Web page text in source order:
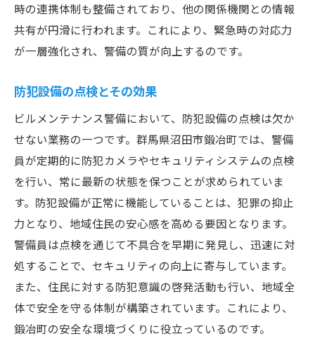
信頼がもたらす地域の安定感
長期的な視点での警備活動の重要性
地域社会に貢献するための警備戦略
住民との対話を通じた信頼構築
地域の伝統行事と警備の協力
歴史的観点から見る警備の進化
警備が支える文化財の保全活動
未来を見据えた警備戦略の必要性
警備員が直面する新たな挑戦
警備が支える地域社会の防災と治安維持
防災訓練と警備の関係
警備員が担う緊急時の指揮役
時の連携体制も整備されており、他の関係機関との情報
共有が円滑に行われます。これにより、緊急時の対応力
が一層強化され、警備の質が向上するのです。
防犯設備の点検とその効果
ビルメンテナンス警備において、防犯設備の点検は欠か
せない業務の一つです。群馬県沼田市鍛冶町では、警備
員が定期的に防犯カメラやセキュリティシステムの点検
を行い、常に最新の状態を保つことが求められていま
す。防犯設備が正常に機能していることは、犯罪の抑止
力となり、地域住民の安心感を高める要因となります。
警備員は点検を通じて不具合を早期に発見し、迅速に対
処することで、セキュリティの向上に寄与しています。
また、住民に対する防犯意識の啓発活動も行い、地域全
体で安全を守る体制が構築されています。これにより、
鍛冶町の安全な環境づくりに役立っているのです。